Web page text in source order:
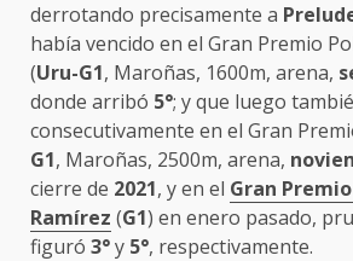
derrotando precisamente a
había vencido en el Gran Premio
(Uru-G1, Maroñas, 1600m, arena,
donde arribó 5°; y que luego
consecutivamente en el Gran
G1, Maroñas, 2500m, arena,
cierre de 2021, y en el Gran
Ramírez (G1) en enero pasado,
figuró 3°y 5°, respectivamente.